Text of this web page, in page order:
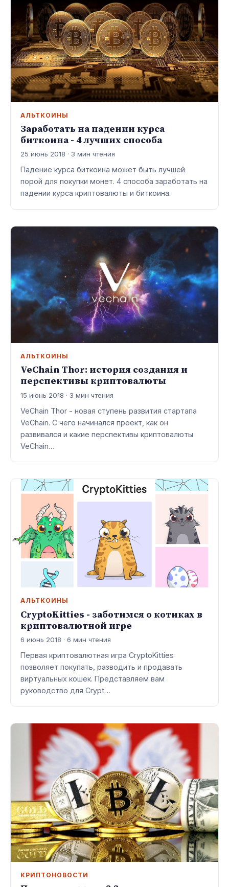
АЛЬТКОИНЫ
Заработать на падении курса
биткоина - 4 лучших способа
25 июнь 2018 · 3 мин чтения
Падение курса биткоина может быть лучшей
порой для покупки монет. 4 способа заработать на
падении курса криптовалюты и биткоина.
АЛЬТКОИНЫ
VeChain Thor: история создания и
перспективы криптовалюты
15 июнь 2018 · 3 мин чтения
VeChain Thor - новая ступень развития стартапа
VeChain. С чего начинался проект, как он
развивался и какие перспективы криптовалюты
VeChain…
АЛЬТКОИНЫ
CryptoKitties - заботимся о котиках в
криптовалютной игре
6 июнь 2018 · 6 мин чтения
Первая криптовалютная игра CryptoKitties
позволяет покупать, разводить и продавать
виртуальных кошек. Представляем вам
руководство для Crypt…
КРИПТОНОВОСТИ